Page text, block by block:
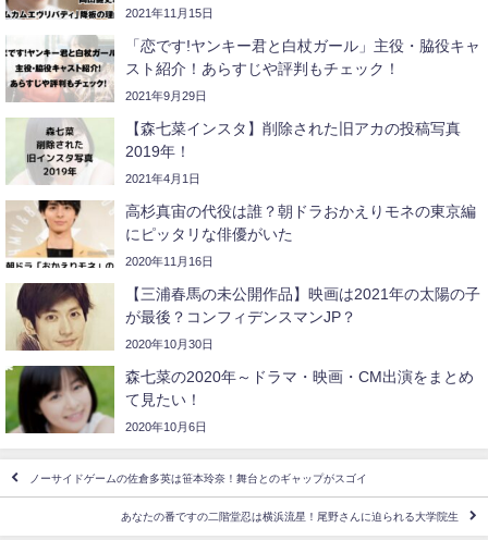
2021年11月15日
「恋です!ヤンキー君と白杖ガール」主役・脇役キャ
スト紹介！あらすじや評判もチェック！
2021年9月29日
【森七菜インスタ】削除された旧アカの投稿写真
2019年！
2021年4月1日
高杉真宙の代役は誰？朝ドラおかえりモネの東京編
にピッタリな俳優がいた
2020年11月16日
【三浦春馬の未公開作品】映画は2021年の太陽の子
が最後？コンフィデンスマンJP？
2020年10月30日
森七菜の2020年～ドラマ・映画・CM出演をまとめ
て見たい！
2020年10月6日
ノーサイドゲームの佐倉多英は笹本玲奈！舞台とのギャップがスゴイ
あなたの番ですの二階堂忍は横浜流星！尾野さんに迫られる大学院生